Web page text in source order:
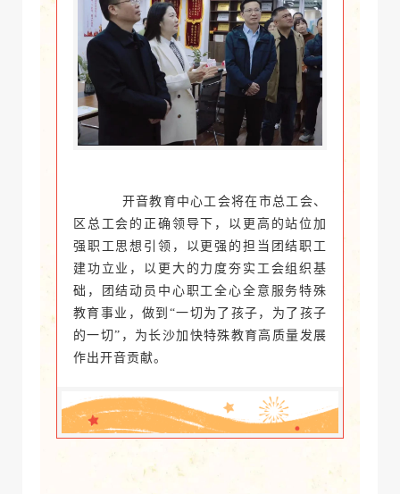
开音教育中心工会将在市总工会、
区总工会的正确领导下，以更高的站位加
强职工思想引领，以更强的担当团结职工
建功立业，以更大的力度夯实工会组织基
础，团结动员中心职工全心全意服务特殊
教育事业，做到“一切为了孩子，为了孩子
的一切”，为长沙加快特殊教育高质量发展
作出开音贡献。